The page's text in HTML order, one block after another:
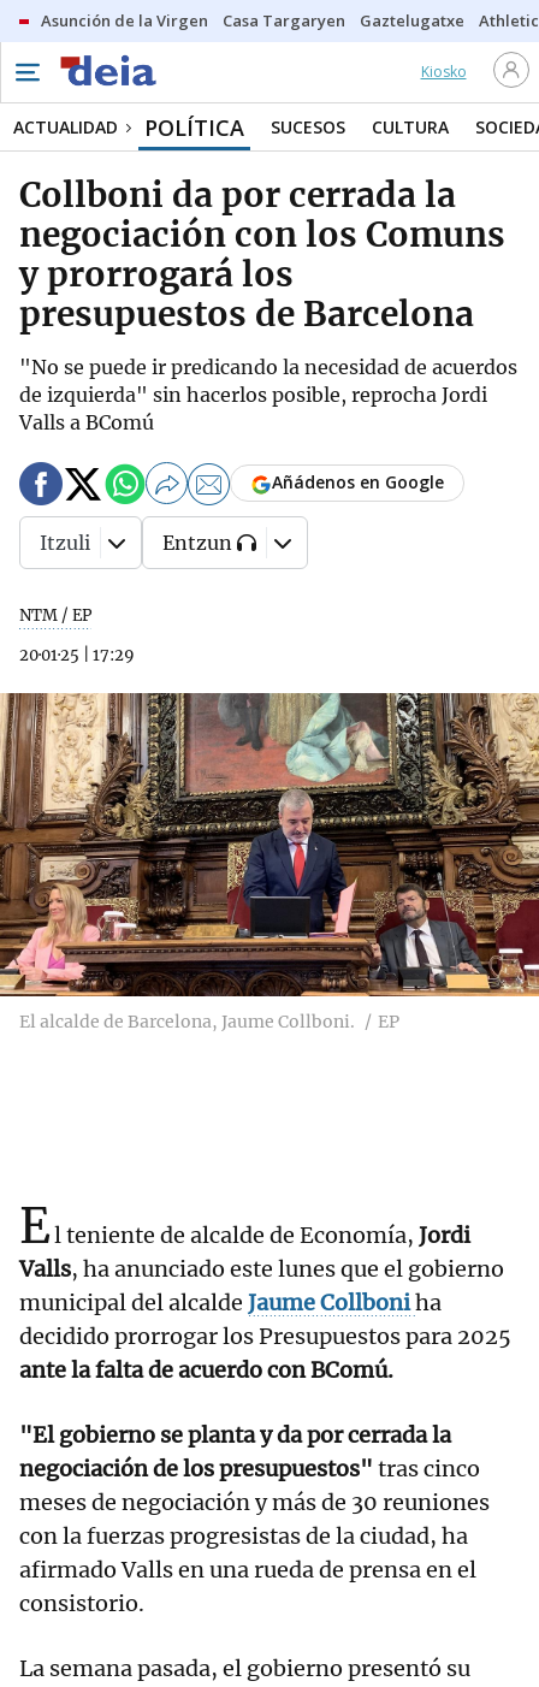
Asunción de la Virgen Casa Targaryen Gaztelugatxe Athletic
Kiosko
ACTUALIDAD POLÍTICA SUCESOS CULTURA
Collboni da por cerrada la
negociación con los Comuns
y prorrogará los
presupuestos de Barcelona
"No se puede ir predicando la necesidad de acuerdos
de izquierda" sin hacerlos posible, reprocha Jordi
Valls a BComú
NTM / EP
20·01·25
17:29
Añádenos en Google
Itzuli Entzun
El alcalde de Barcelona, Jaume Collboni. EP
El teniente de alcalde de Economía, Jordi
Valls, ha anunciado este lunes que el gobierno
municipal del alcalde Jaume Collboniha
decidido prorrogar los Presupuestos para 2025
ante la falta de acuerdo con BComú.
"El gobierno se planta y da por cerrada la
negociación de los presupuestos" tras cinco
meses de negociación y más de 30 reuniones
con la fuerzas progresistas de la ciudad, ha
afirmado Valls en una rueda de prensa en el
consistorio.
La semana pasada, el gobierno presentó su